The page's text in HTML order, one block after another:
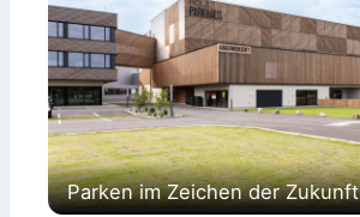
Parken im Zeichen der Zukunft